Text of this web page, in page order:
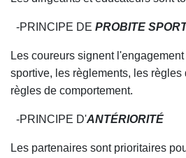
-PRINCIPE DE PROBITE SPOR
Les coureurs signent
sportive, les règlements, les règles
règles de comportement.
-PRINCIPE D'ANTÉRIORITÉ
Les partenaires sont prioritaires